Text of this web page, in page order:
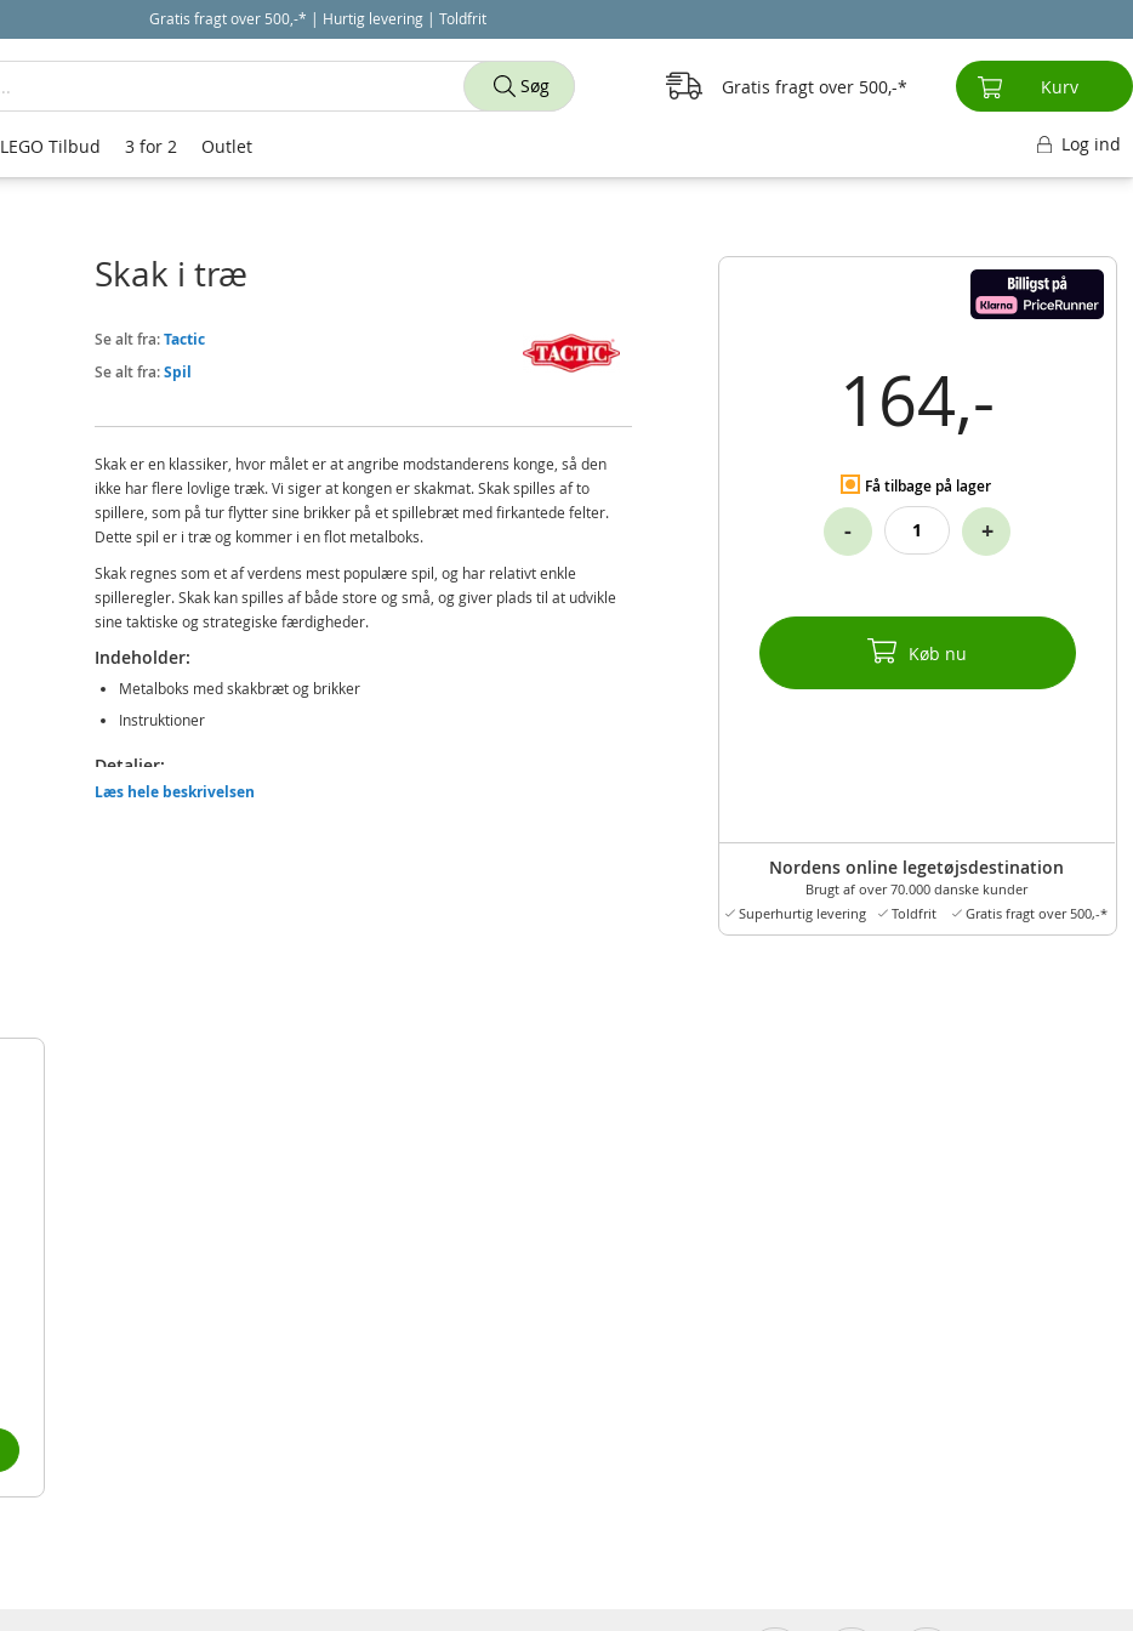
Gratis fragt over 500,-* | Hurtig levering | Toldfrit
164,-
Få tilbage på lager
- +
Køb nu
Nordens online legetøjsdestination
Brugt af over 70.000 danske kunder
Superhurtig levering
Toldfrit Gratis fragt over 500,-*
Skak i træ
Se alt fra:Tactic
Se alt fra:Spil
Skak er en klassiker, hvor målet er at angribe modstanderens konge, så den
ikke har flere lovlige træk. Vi siger at kongen er skakmat. Skak spilles af to
spillere, som på tur flytter sine brikker på et spillebræt med firkantede felter.
Dette spil er i træ og kommer i en flot metalboks.
Skak regnes som et af verdens mest populære spil, og har relativt enkle
spilleregler. Skak kan spilles af både store og små, og giver plads til at udvikle
sine taktiske og strategiske færdigheder.
Indeholder:
Metalboks med skakbræt og brikker
Instruktioner
Detaljer:
Antal spiller: 2
Læs hele beskrivelsen
Søg Gratis fragt over 500,- Kurv
LEGO Tilbud 3 for 2 Outlet Log ind